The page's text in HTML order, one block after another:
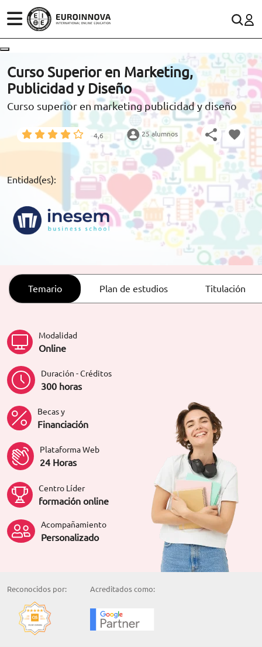
ESTUDIOS
CONOCE EUROINNOVA
BECAS Y FINANCIACIÓN
RECURSOS EDUCATIVOS
ARTÍCULOS
(+34)958 050 200 (gratuito en España)
900 831 200
formacion@euroinnova.com
TRABAJA CON NOSOTROS
Curso Superior en Marketing,
Publicidad y Diseño
Curso superior en marketing publicidad y diseño
4,6 25 alumnos
Entidad(es):
Temario Plan de estudios Titulación
Modalidad
Online
Duración - Créditos
300 horas
Becas y
Financiación
Plataforma Web
24 Horas
Centro Líder
formación online
Acompañamiento
Personalizado
Reconocidos por: Acreditados como: